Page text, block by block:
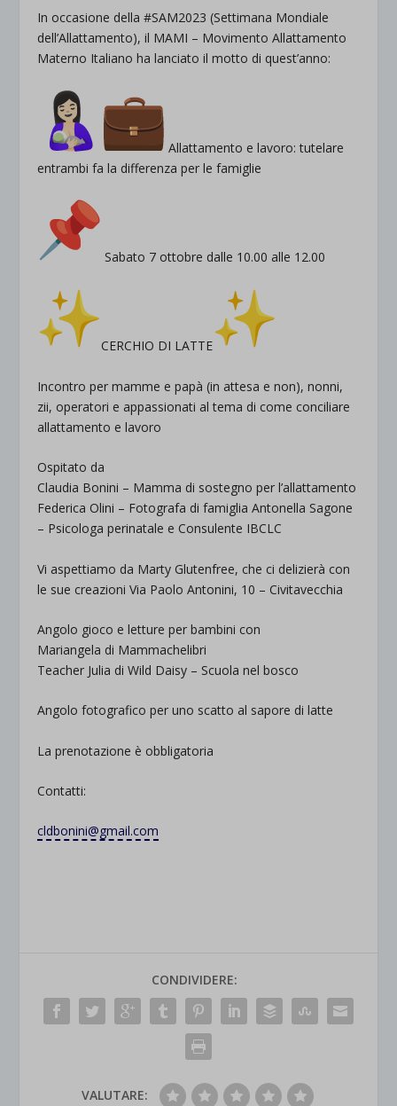
In occasione della #SAM2023 (Settimana Mondiale
dell’Allattamento), il MAMI – Movimento Allattamento
Materno Italiano ha lanciato il motto di quest’anno:
Allattamento e lavoro: tutelare
entrambi fa la differenza per le famiglie
Sabato 7 ottobre dalle 10.00 alle 12.00
CERCHIO DI LATTE
Incontro per mamme e papà (in attesa e non), nonni,
zii, operatori e appassionati al tema di come conciliare
allattamento e lavoro
Ospitato da
Claudia Bonini – Mamma di sostegno per l’allattamento
Federica Olini – Fotografa di famiglia Antonella Sagone
– Psicologa perinatale e Consulente IBCLC
Vi aspettiamo da Marty Glutenfree, che ci delizierà con
le sue creazioni Via Paolo Antonini, 10 – Civitavecchia
Angolo gioco e letture per bambini con
Mariangela di Mammachelibri
Teacher Julia di Wild Daisy – Scuola nel bosco
Angolo fotografico per uno scatto al sapore di latte
La prenotazione è obbligatoria
Contatti:
cldbonini@gmail.com
CONDIVIDERE:
VALUTARE: